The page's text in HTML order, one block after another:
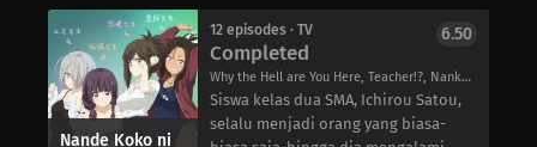
disebut sebagai pengusir setan dari
zaman Heian yang terkenal, Abe no
Seimei. Karena tidak terbiasa dengan
pengusir setan, Arata tidak
mempedulikannya dan terus bekerja
kehangatan yang menyebar ke
seluruh tubuhnya, Horie tidak bisa
tidak salah mengartikan motivasi
Kijima yang cukup murni. Lebih
buruk lagi, sekeras apa pun dia
ketenaran mereka.
Dua saudara tiri, Souichirou dan
Touma Tachibana, bertekad untuk
menghidupkan kembali tim bisbol
Akademi Meisei yang dulunya sangat
Nande Koko ni
12 episodes · TV
Completed
Why the Hell are You Here, Teacher!?, Nankoko, なんでここに先生が!?
6.50
Siswa kelas dua SMA, Ichirou Satou,
selalu menjadi orang yang biasa-